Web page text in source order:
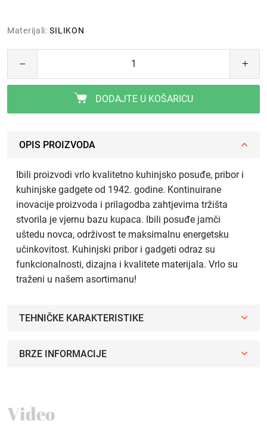
Materijali: SILIKON
DODAJTE U KOŠARICU
OPIS PROIZVODA
Ibili proizvodi vrlo kvalitetno kuhinjsko posuđe, pribor i
kuhinjske gadgete od 1942. godine. Kontinuirane
inovacije proizvoda i prilagodba zahtjevima tržišta
stvorila je vjernu bazu kupaca. Ibili posuđe jamči
uštedu novca, održivost te maksimalnu energetsku
učinkovitost. Kuhinjski pribor i gadgeti odraz su
funkcionalnosti, dizajna i kvalitete materijala. Vrlo su
traženi u našem asortimanu!
TEHNIČKE KARAKTERISTIKE
BRZE INFORMACIJE
Video